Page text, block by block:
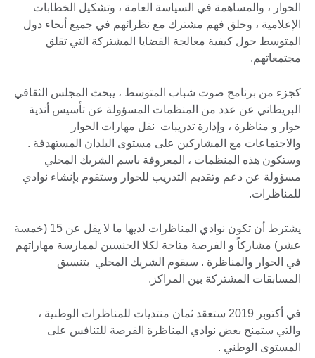
الحوار ، والمساهمة في السياسة العامة ، وتشكيل الخطابات
الإعلامية ، وخلق فهم مشترك مع نظرائهم في جميع أنحاء دول
المتوسط ​​حول كيفية معالجة القضايا المشتركة التي تقلق
مجتمعاتهم.
كجزء من برنامج صوت شباب المتوسط ، يبحث المجلس الثقافي
البريطاني عن عدد من المنظمات المسؤولة عن تأسيس أندية
حوار و مناظرة ، وإدارة تدريبات نقل مهارات الحوار
والاجتماعات مع المشاركين على مستوى البلدان المستهدفة .
وستكون هذه المنظمات ، المعروفة باسم الشريك المحلي
مسؤولة عن دعم وتقديم التدريب للحوار وستقوم بإنشاء نوادي
للمناظرات.
يشترط أن تكون نوادي المناظرات لديها ما لا يقل عن 15 (خمسة
عشر) مشاركاً و الفرصة متاحة لكلا الجنسين لممارسة مهاراتهم
في الحوار والمناظرة . سيقوم الشريك المحلي بتنسيق
المسابقات المشتركة بين المراكز.
في أكتوبر 2019 ستعقد ثمان منتديات للمناظرات الوطنية ،
والتي ستمنح بعض نوادي المناظرة الفرصة للتنافس على
المستوى الوطني .